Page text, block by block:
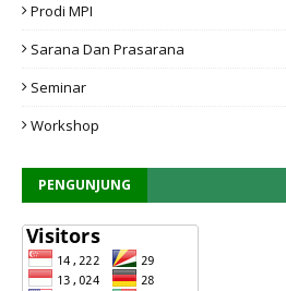
Prodi MPI
Sarana Dan Prasarana
Seminar
Workshop
PENGUNJUNG